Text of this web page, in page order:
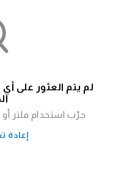
لم يتم العثور على
جرّب استخدام فلتر
إعادة